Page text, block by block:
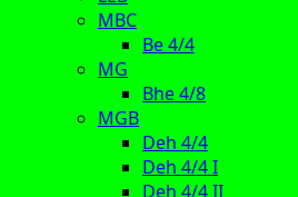
MBC
Be 4/4
MG
Bhe 4/8
MGB
Deh 4/4
Deh 4/4 I
Deh 4/4 II